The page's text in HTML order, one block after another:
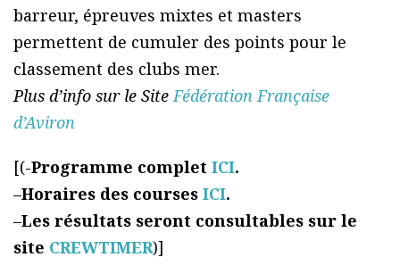
barreur, épreuves mixtes et masters
permettent de cumuler des points pour le
classement des clubs mer.
Plus d’info sur le SiteFédération Française
d’Aviron
[(-Programme complet ICI.
–Horaires des courses ICI.
–Les résultats seront consultables sur le
site CREWTIMER)]